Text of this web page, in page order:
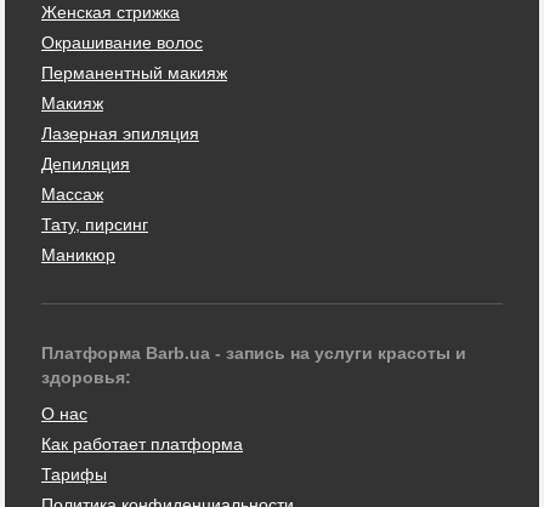
Женская стрижка
Окрашивание волос
Перманентный макияж
Макияж
Лазерная эпиляция
Депиляция
Массаж
Тату, пирсинг
Маникюр
Платформа Barb.ua - запись на услуги красоты и
здоровья:
О нас
Как работает платформа
Тарифы